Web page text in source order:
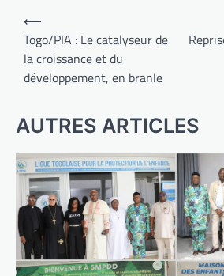
Navigation
de
l’article
⟵
Togo/PIA : Le catalyseur de
la croissance et du
développement, en branle
AUTRES ARTICLES